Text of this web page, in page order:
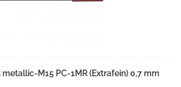
metallic-M15 PC-1MR (Extrafein) 0,7 mm